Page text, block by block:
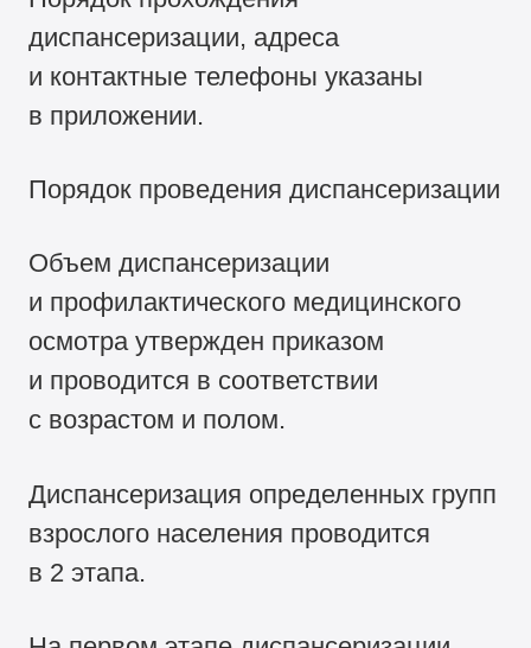
диспансеризации, адреса
и контактные телефоны указаны
в приложении.
Порядок проведения диспансеризации
Объем диспансеризации
и профилактического медицинского
осмотра утвержден приказом
и проводится в соответствии
с возрастом и полом.
Диспансеризация определенных групп
взрослого населения проводится
в 2 этапа.